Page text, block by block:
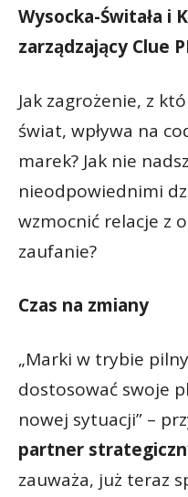
Wysocka-Świtała i
zarządzający Clue
Jak zagrożenie, z
świat, wpływa na
marek? Jak nie
nieodpowiednimi
wzmocnić relacje z
zaufanie?
Czas na zmiany
„Marki w trybie
dostosować swoje
nowej sytuacji” –
partner
zauważa, już teraz